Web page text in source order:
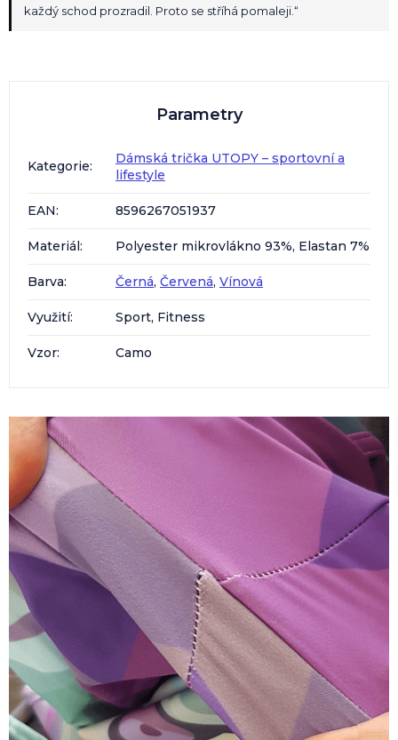
každý schod prozradil. Proto se stříhá pomaleji.“
Parametry
Kategorie:
Dámská trička UTOPY – sportovní a
lifestyle
EAN: 8596267051937
Materiál: Polyester mikrovlákno 93%, Elastan 7%
Barva: Černá, Červená, Vínová
Využití: Sport, Fitness
Vzor: Camo